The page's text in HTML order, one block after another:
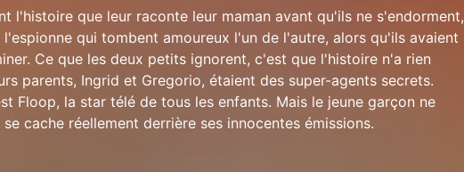
l'histoire que leur raconte leur maman avant qu'ils ne s'endorment,
qui tombent amoureux l'un de l'autre, alors qu'ils avaient
Ce que les deux petits ignorent, c'est que l'histoire n'a rien
parents, Ingrid et Gregorio, étaient des super-agents secrets.
Floop, la star télé de tous les enfants. Mais le jeune garçon ne
cache réellement derrière ses innocentes émissions.